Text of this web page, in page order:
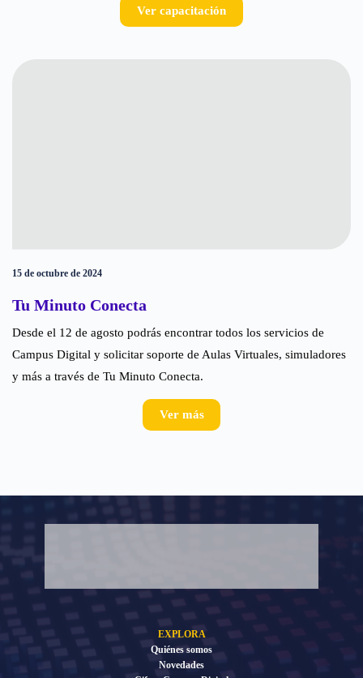
Ver capacitación
15 de octubre de 2024
Tu Minuto Conecta
Desde el 12 de agosto podrás encontrar todos los servicios de
Campus Digital y solicitar soporte de Aulas Virtuales, simuladores
y más a través de Tu Minuto Conecta.
Ver más
EXPLORA
Quiénes somos
Novedades